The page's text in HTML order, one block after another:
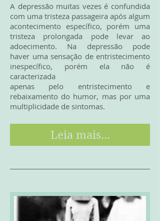
A depressão muitas vezes é confundida
com uma tristeza passageira após algum
acontecimento específico, porém uma
tristeza prolongada pode levar ao
adoecimento. Na depressão pode
haver uma sensação de entristecimento
inespecífico, porém ela não é
caracterizada
apenas pelo entristecimento e
rebaixamento do humor, mas por uma
multiplicidade de sintomas.
Leia mais...